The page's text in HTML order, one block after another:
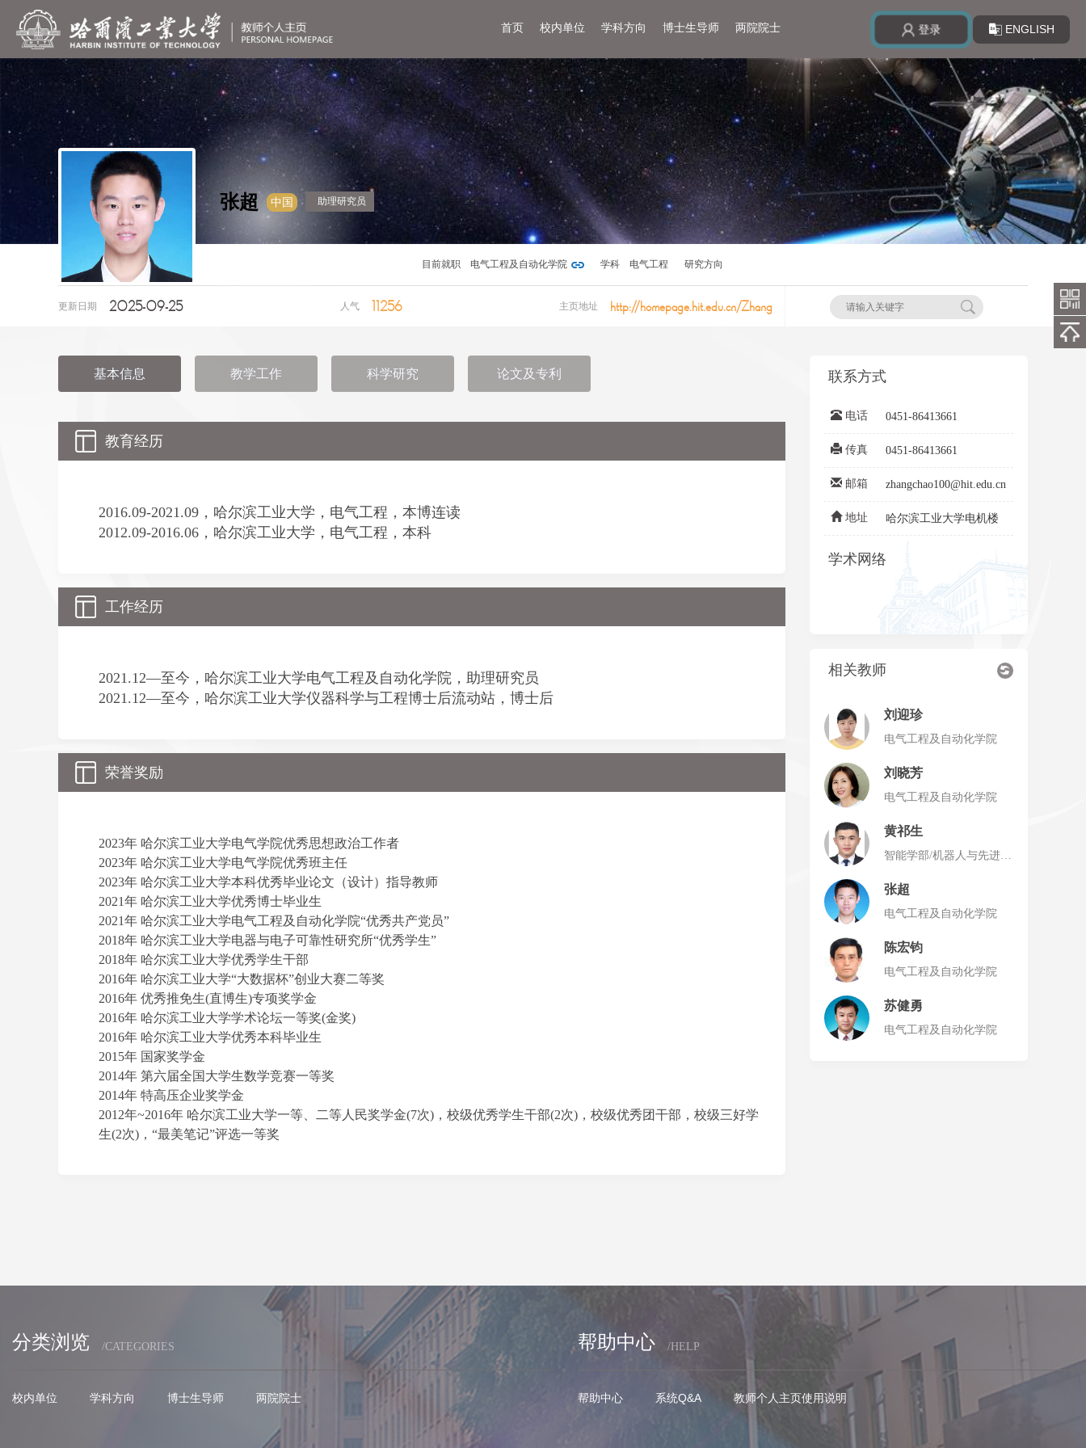
首页 校内单位 学科方向 博士生导师 两院院士 登录 ENGLISH
张超 中国 助理研究员
目前就职 电气工程及自动化学院 学科 电气工程 研究方向
更新日期 2025-09-25 人气 11256 主页地址 http://homepage.hit.edu.cn/Zhang
基本信息 教学工作 科学研究 论文及专利
教育经历
2016.09-2021.09，哈尔滨工业大学，电气工程，本博连读
2012.09-2016.06，哈尔滨工业大学，电气工程，本科
工作经历
2021.12—至今， 哈尔滨工业大学电气工程及自动化学院，助理研究员
2021.12—至今，哈尔滨工业大学仪器科学与工程博士后流动站，博士后
荣誉奖励
2023年 哈尔滨工业大学电气学院优秀思想政治工作者
2023年 哈尔滨工业大学电气学院优秀班主任
2023年 哈尔滨工业大学本科优秀毕业论文（设计）指导教师
2021年 哈尔滨工业大学优秀博士毕业生
2021年 哈尔滨工业大学电气工程及自动化学院“优秀共产党员”
2018年 哈尔滨工业大学电器与电子可靠性研究所“优秀学生”
2018年 哈尔滨工业大学优秀学生干部
2016年 哈尔滨工业大学“大数据杯”创业大赛二等奖
2016年 优秀推免生(直博生)专项奖学金
2016年 哈尔滨工业大学学术论坛一等奖(金奖)
2016年 哈尔滨工业大学优秀本科毕业生
2015年 国家奖学金
2014年 第六届全国大学生数学竞赛一等奖
2014年 特高压企业奖学金
2012年~2016年 哈尔滨工业大学一等、二等人民奖学金(7次)，校级优秀学生干部(2次)，校级优秀团干部，校级三好学
生(2次)，“最美笔记”评选一等奖
联系方式
电话 0451-86413661
传真 0451-86413661
邮箱 zhangchao100@hit.edu.cn
地址 哈尔滨工业大学电机楼
学术网络
相关教师
刘迎珍
电气工程及自动化学院
刘晓芳
电气工程及自动化学院
黄祁生
智能学部/机器人与先进制
张超
电气工程及自动化学院
陈宏钧
电气工程及自动化学院
苏健勇
电气工程及自动化学院
分类浏览 /CATEGORIES
校内单位 学科方向 博士生导师 两院院士
帮助中心 /HELP
帮助中心 系统Q&A 教师个人主页使用说明